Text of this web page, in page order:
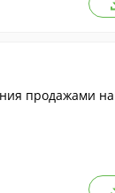
продажами